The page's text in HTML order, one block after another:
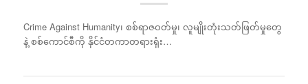
Crime Against Humanity၊ စစ်ရာဇဝတ်မှု၊ လူမျိုးတုံးသတ်ဖြတ်မှုတွေ
နဲ့ စစ်ကောင်စီကို နိုင်ငံတကာတရားရုံး…